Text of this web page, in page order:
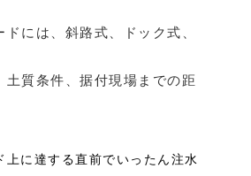
には、斜路式、ドック式、
質条件、据付現場までの距
に達する直前でいったん注水